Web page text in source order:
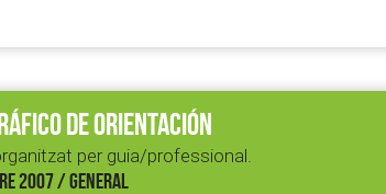
DE ORIENTACIÓN
per guia/professional.
2007 / GENERAL